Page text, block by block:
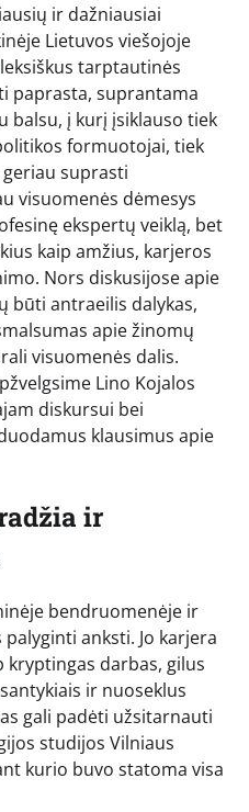
ir dažniausiai
Lietuvos viešojoje
tarptautinės
paprasta, suprantama
balsu, į kurį įsiklauso tiek
formuotojai, tiek
suprasti
visuomenės dėmesys
ekspertų veiklą, bet
kaip amžius, karjeros
Nors diskusijose apie
būti antraeilis dalykas,
apie žinomų
visuomenės dalis.
Lino Kojalos
diskursui bei
klausimus apie
ir
bendruomenėje ir
anksti. Jo karjera
kryptingas darbas, gilus
ir nuoseklus
gali padėti užsitarnauti
studijos Vilniaus
kurio buvo statoma visa